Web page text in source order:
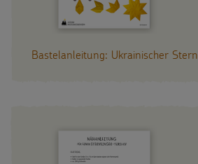
Bastelanleitung: Ukrainischer Stern